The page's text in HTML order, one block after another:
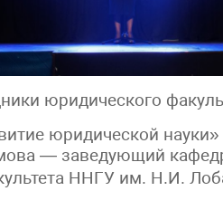
юридического
юридической науки»
— заведующий
ННГУ им. Н.И.